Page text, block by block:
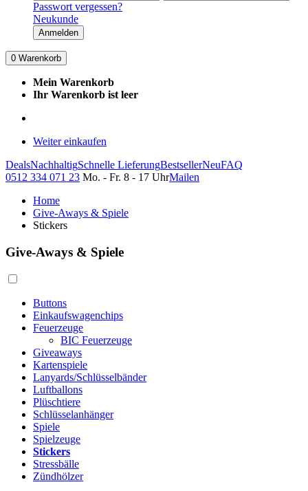
Passwort vergessen?
Neukunde
Anmelden
0 Warenkorb
Mein Warenkorb
Ihr Warenkorb ist leer
Weiter einkaufen
DealsNachhaltigSchnelle LieferungBestsellerNeuFAQ
0512 334 071 23 Mo. - Fr. 8 - 17 UhrMailen
Home
Give-Aways & Spiele
Stickers
Give-Aways & Spiele
Buttons
Einkaufswagenchips
Feuerzeuge
BIC Feuerzeuge
Giveaways
Kartenspiele
Lanyards/Schlüsselbänder
Luftballons
Plüschtiere
Schlüsselanhänger
Spiele
Spielzeuge
Stickers
Stressbälle
Zündhölzer